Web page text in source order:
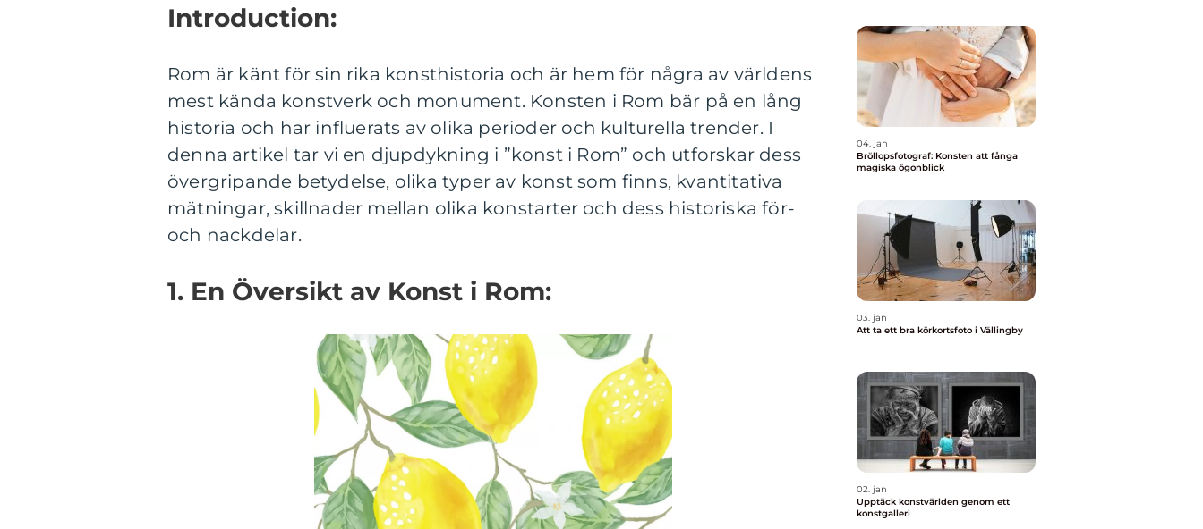
Introduction:
Rom är känt för sin rika konsthistoria och är hem för några av världens
mest kända konstverk och monument. Konsten i Rom bär på en lång
historia och har influerats av olika perioder och kulturella trender. I
denna artikel tar vi en djupdykning i ”konst i Rom” och utforskar dess
övergripande betydelse, olika typer av konst som finns, kvantitativa
mätningar, skillnader mellan olika konstarter och dess historiska för-
och nackdelar.
1. En Översikt av Konst i Rom:
04. jan
Bröllopsfotograf: Konsten att fånga
magiska ögonblick
03. jan
Att ta ett bra körkortsfoto i Vällingby
02. jan
Upptäck konstvärlden genom ett
konstgalleri